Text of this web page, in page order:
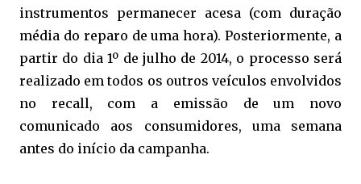
instrumentos permanecer acesa (com duração
média do reparo de uma hora). Posteriormente, a
partir do dia 1º de julho de 2014, o processo será
realizado em todos os outros veículos envolvidos
no recall, com a emissão de um novo
comunicado aos consumidores, uma semana
antes do início da campanha.